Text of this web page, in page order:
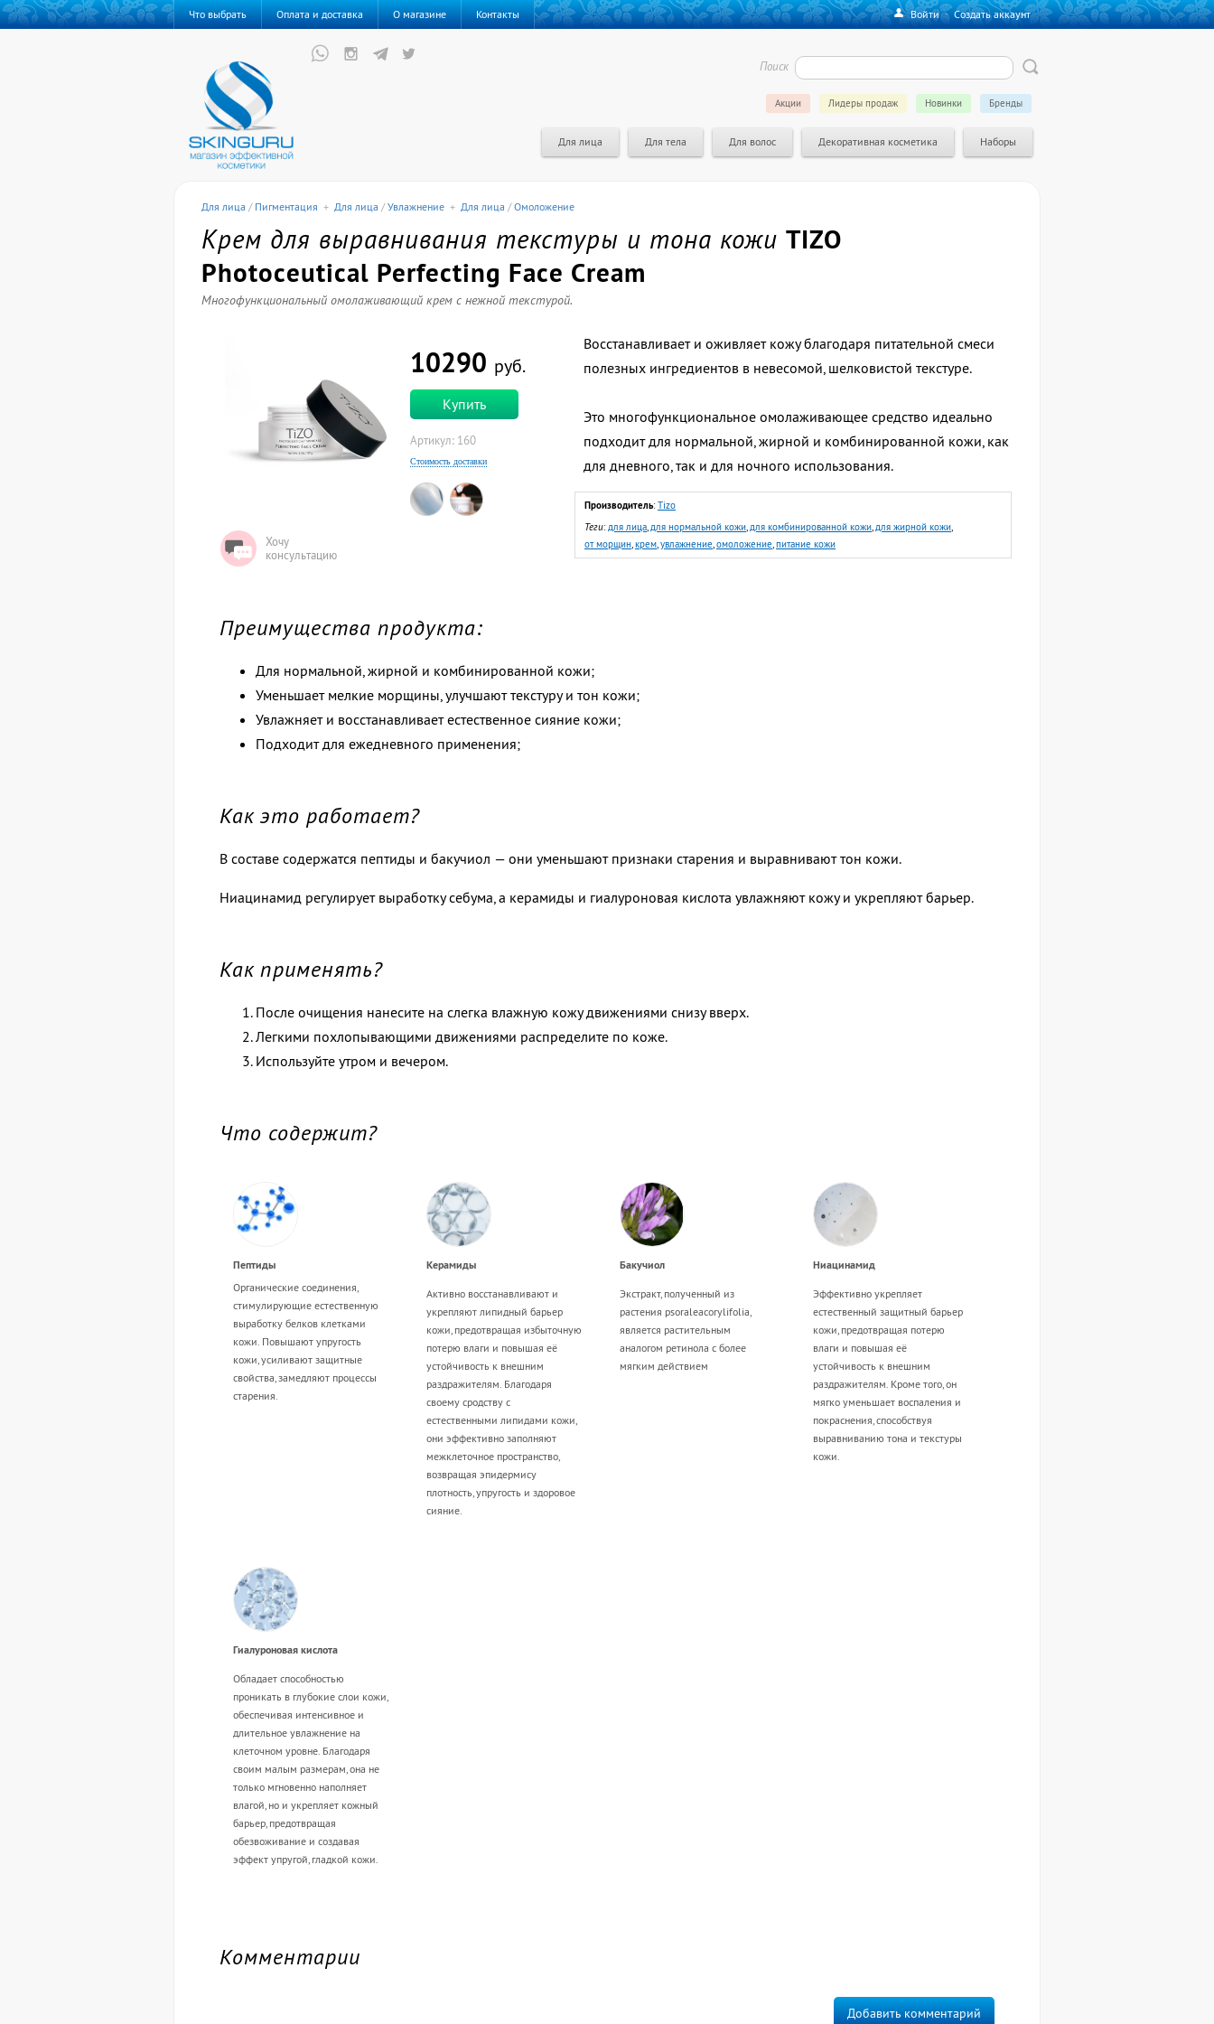
Что выбрать Оплата и доставка О магазине Контакты Войти·Создать аккаунт
Поиск
Бренды
Новинки
Лидеры продаж
Акции
Для лица Для тела Для волос Декоративная косметика Наборы
Для лица / Пигментация + Для лица /Увлажнение + Для лица /Омоложение
Крем для выравнивания текстуры и тона кожи TIZO
Photoceutical Perfecting Face Cream
Многофункциональный омолаживающий крем с нежной текстурой.
Хочу
консультацию
10290 руб.
Купить
Артикул: 160
Стоимость доставки
Восстанавливает и оживляет кожу благодаря питательной смеси
полезных ингредиентов в невесомой, шелковистой текстуре.
Это многофункциональное омолаживающее средство идеально
подходит для нормальной, жирной и комбинированной кожи, как
для дневного, так и для ночного использования.
Производитель:Tizo
Теги:для лица,для нормальной кожи,для комбинированной кожи,для жирной кожи,
от морщин,крем,увлажнение,омоложение,питание кожи
Преимущества продукта:
Для нормальной, жирной и комбинированной кожи;
Уменьшает мелкие морщины, улучшают текстуру и тон кожи;
Увлажняет и восстанавливает естественное сияние кожи;
Подходит для ежедневного применения;
Как это работает?
В составе содержатся пептиды и бакучиол — они уменьшают признаки старения и выравнивают тон кожи.
Ниацинамид регулирует выработку себума, а керамиды и гиалуроновая кислота увлажняют кожу и укрепляют барьер.
Как применять?
После очищения нанесите на слегка влажную кожу движениями снизу вверх.
Легкими похлопывающими движениями распределите по коже.
Используйте утром и вечером.
Что содержит?
Пептиды
Органические соединения,
стимулирующие естественную
выработку белков клетками
кожи. Повышают упругость
кожи, усиливают защитные
свойства, замедляют процессы
старения.
Керамиды
Активно восстанавливают и
укрепляют липидный барьер
кожи, предотвращая избыточную
потерю влаги и повышая её
устойчивость к внешним
раздражителям. Благодаря
своему сродству с
естественными липидами кожи,
они эффективно заполняют
межклеточное пространство,
возвращая эпидермису
плотность, упругость и здоровое
сияние.
Бакучиол
Экстракт, полученный из
растения psoraleacorylifolia,
является растительным
аналогом ретинола с более
мягким действием
Ниацинамид
Эффективно укрепляет
естественный защитный барьер
кожи, предотвращая потерю
влаги и повышая её
устойчивость к внешним
раздражителям. Кроме того, он
мягко уменьшает воспаления и
покраснения, способствуя
выравниванию тона и текстуры
кожи.
Гиалуроновая кислота
Обладает способностью
проникать в глубокие слои кожи,
обеспечивая интенсивное и
длительное увлажнение на
клеточном уровне. Благодаря
своим малым размерам, она не
только мгновенно наполняет
влагой, но и укрепляет кожный
барьер, предотвращая
обезвоживание и создавая
эффект упругой, гладкой кожи.
Комментарии
Добавить комментарий